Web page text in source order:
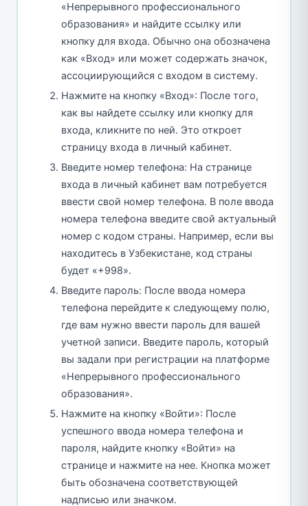
«Непрерывного профессионального
образования» и найдите ссылку или
кнопку для входа. Обычно она обозначена
как «Вход» или может содержать значок,
ассоциирующийся с входом в систему.
Нажмите на кнопку «Вход»: После того,
как вы найдете ссылку или кнопку для
входа, кликните по ней. Это откроет
страницу входа в личный кабинет.
Введите номер телефона: На странице
входа в личный кабинет вам потребуется
ввести свой номер телефона. В поле ввода
номера телефона введите свой актуальный
номер с кодом страны. Например, если вы
находитесь в Узбекистане, код страны
будет «+998».
Введите пароль: После ввода номера
телефона перейдите к следующему полю,
где вам нужно ввести пароль для вашей
учетной записи. Введите пароль, который
вы задали при регистрации на платформе
«Непрерывного профессионального
образования».
Нажмите на кнопку «Войти»: После
успешного ввода номера телефона и
пароля, найдите кнопку «Войти» на
странице и нажмите на нее. Кнопка может
быть обозначена соответствующей
надписью или значком.